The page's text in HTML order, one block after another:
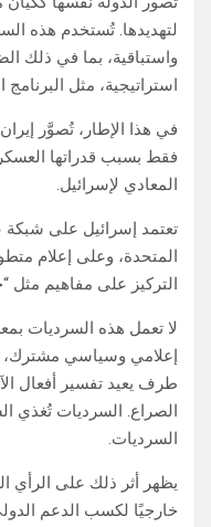
لتهديدها. تُستخدم هذه
واستباقية، بما في ذلك
استراتيجية، مثل البرنامج
في هذا الإطار، تُصوَّر
فقط بسبب قدراتها
المعادي لإسرائيل.
تعتمد إسرائيل على شبكة
المتحدة، وعلى إعلام
التركيز على مفاهيم مثل
لا تعمل هذه السرديات
إعلامي وسياسي مشترك،
طرف يعيد تفسير أفعال
الصراع. السرديات تُغذي
السرديات.
يظهر أثر ذلك على الرأي
خارجيًا لكسب الدعم